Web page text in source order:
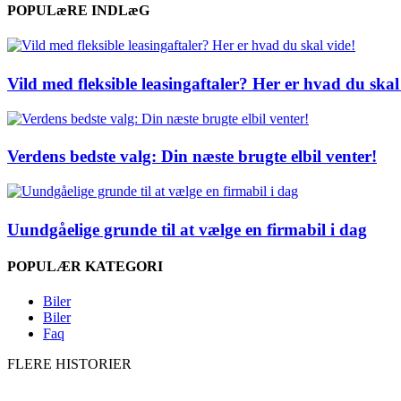
POPULæRE INDLæG
Vild med fleksible leasingaftaler? Her er hvad du
Verdens bedste valg: Din næste brugte elbil venter!
Uundgåelige grunde til at vælge en firmabil i dag
POPULÆR KATEGORI
Biler
Biler
Faq
FLERE HISTORIER